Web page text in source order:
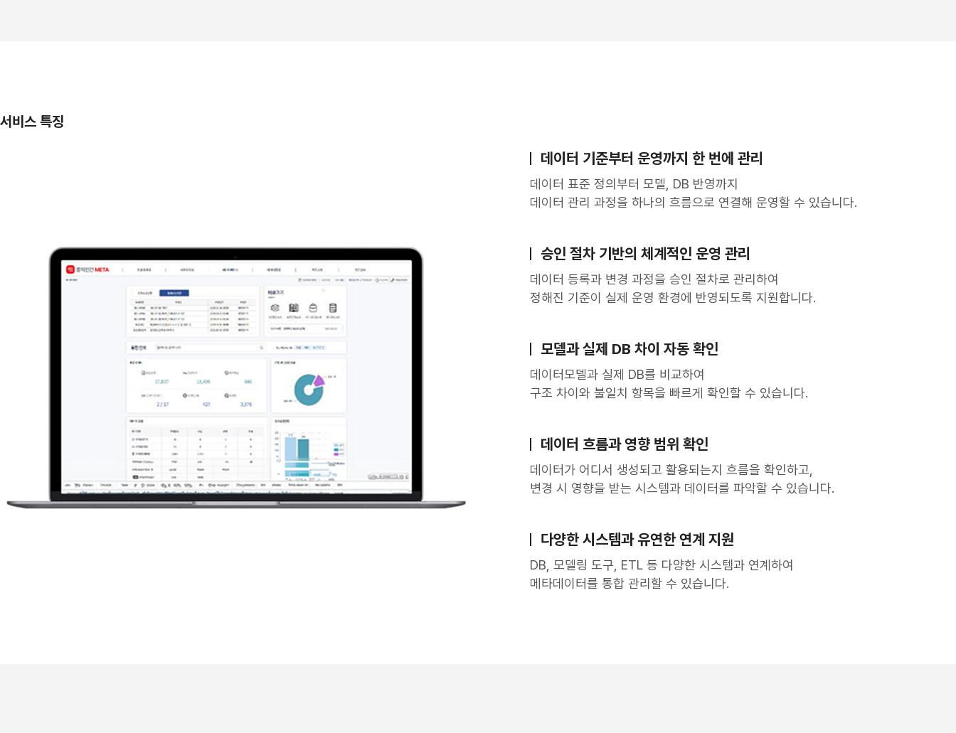
서비스 특징
데이터 기준부터 운영까지 한 번에 관리
데이터 표준 정의부터 모델, DB 반영까지
데이터 관리 과정을 하나의 흐름으로 연결해 운영할 수 있습니다.
승인 절차 기반의 체계적인 운영 관리
데이터 등록과 변경 과정을 승인 절차로 관리하여
정해진 기준이 실제 운영 환경에 반영되도록 지원합니다.
모델과 실제 DB 차이 자동 확인
데이터모델과 실제 DB를 비교하여
구조 차이와 불일치 항목을 빠르게 확인할 수 있습니다.
데이터 흐름과 영향 범위 확인
데이터가 어디서 생성되고 활용되는지 흐름을 확인하고,
변경 시 영향을 받는 시스템과 데이터를 파악할 수 있습니다.
다양한 시스템과 유연한 연계 지원
DB, 모델링 도구, ETL 등 다양한 시스템과 연계하여
메타데이터를 통합 관리할 수 있습니다.
도입효과